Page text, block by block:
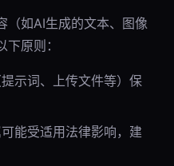
（如AI生成的文本、图像
原则：
示词、上传文件等）保
能受适用法律影响，建